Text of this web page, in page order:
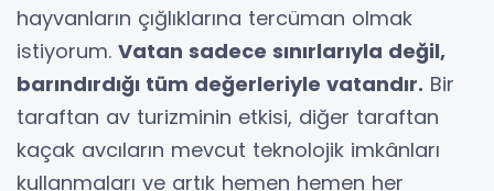
hayvanların çığlıklarına tercüman olmak
istiyorum. Vatan sadece sınırlarıyla değil,
barındırdığı tüm değerleriyle vatandır. Bir
taraftan av turizminin etkisi, diğer taraftan
kaçak avcıların mevcut teknolojik imkânları
kullanmaları ve artık hemen hemen her